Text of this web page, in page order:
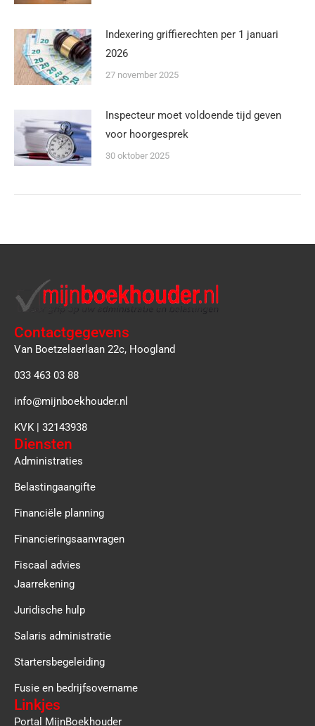
Indexering griffierechten per 1 januari
2026
27 november 2025
Inspecteur moet voldoende tijd geven
voor hoorgesprek
30 oktober 2025
Contactgegevens
Van Boetzelaerlaan 22c, Hoogland
033 463 03 88
info@mijnboekhouder.nl
KVK | 32143938
Diensten
Administraties
Belastingaangifte
Financiële planning
Financieringsaanvragen
Fiscaal advies
Jaarrekening
Juridische hulp
Salaris administratie
Startersbegeleiding
Fusie en bedrijfsovername
Linkjes
Portal MijnBoekhouder